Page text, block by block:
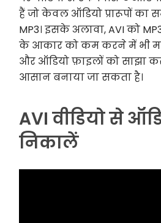
हैं जो केवल ऑडियो प्रारूपों का
MP3। इसके अलावा, AVI को
के आकार को कम करने में भी
और ऑडियो फ़ाइलों को साझा
आसान बनाया जा सकता है।
AVI वीडियो से
निकालें